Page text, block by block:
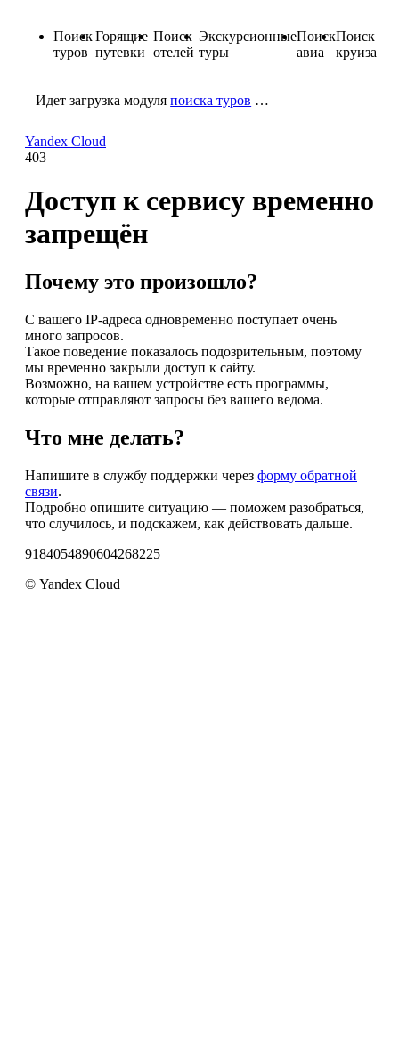
Поиск
туров
Горящие
путевки
Поиск
отелей
Экскурсионные
туры
Поиск
авиа
Поиск
круиза
Идет загрузка модуляпоиска туров …